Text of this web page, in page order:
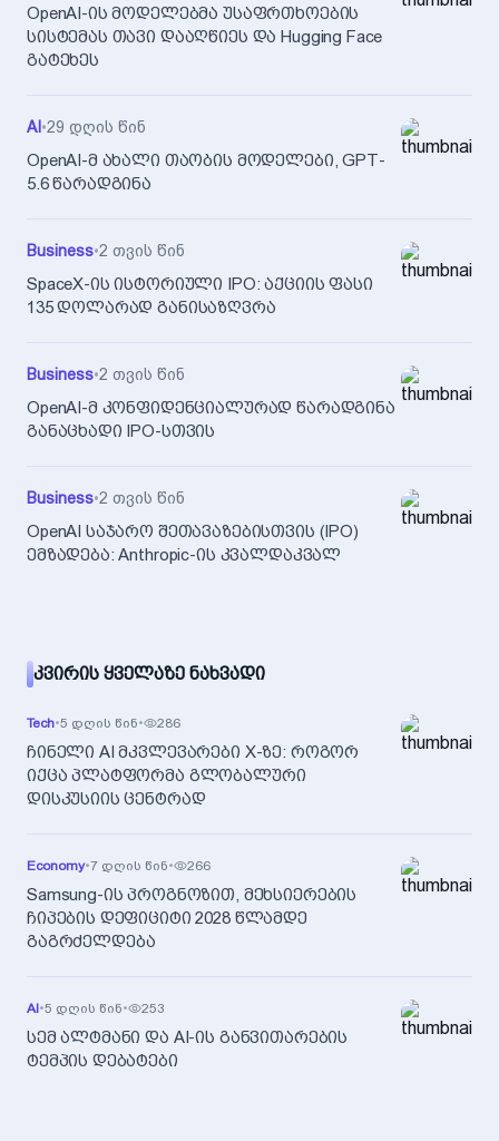
OpenAI-ის მოდელებმა უსაფრთხოების
სისტემას თავი დააღწიეს და Hugging Face
გატეხეს
AI •29 დღის წინ
OpenAI-მ ახალი თაობის მოდელები, GPT-
5.6 წარადგინა
Business•2 თვის წინ
SpaceX-ის ისტორიული IPO: აქციის ფასი
135 დოლარად განისაზღვრა
Business•2 თვის წინ
OpenAI-მ კონფიდენციალურად წარადგინა
განაცხადი IPO-სთვის
Business•2 თვის წინ
OpenAI საჯარო შეთავაზებისთვის (IPO)
ემზადება: Anthropic-ის კვალდაკვალ
ᲙᲕᲘᲠᲘᲡ ᲧᲕᲔᲚᲐᲖᲔ ᲜᲐᲮᲕᲐᲓᲘ
Tech•5 დღის წინ• 286
ჩინელი AI მკვლევარები X-ზე: როგორ
იქცა პლატფორმა გლობალური
დისკუსიის ცენტრად
Economy•7 დღის წინ• 266
Samsung-ის პროგნოზით, მეხსიერების
ჩიპების დეფიციტი 2028 წლამდე
გაგრძელდება
AI•5 დღის წინ• 253
სემ ალტმანი და AI-ის განვითარების
ტემპის დებატები